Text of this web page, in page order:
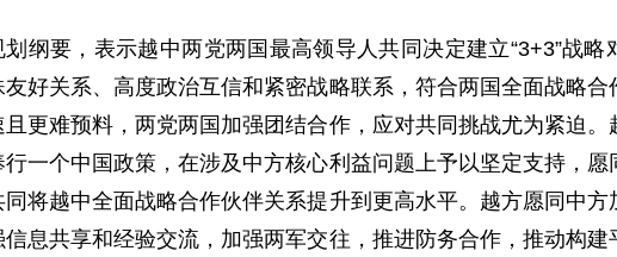
纲要，表示越中两党两国最高领导人共同决定建立“3+3”战略
好关系、高度政治互信和紧密战略联系，符合两国全面战略
更难预料，两党两国加强团结合作，应对共同挑战尤为紧迫
一个中国政策，在涉及中方核心利益问题上予以坚定支持，
将越中全面战略合作伙伴关系提升到更高水平。越方愿同中
息共享和经验交流，加强两军交往，推进防务合作，推动构